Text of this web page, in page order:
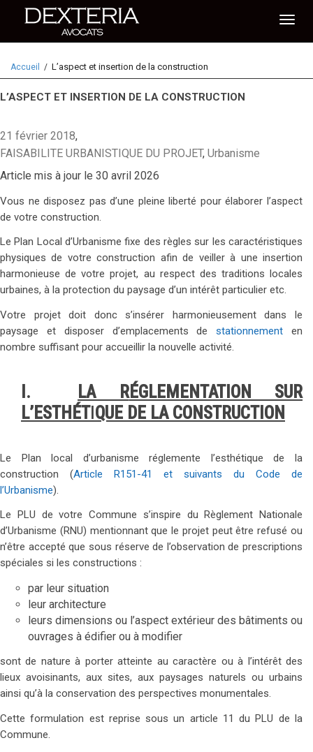
Accueil L’aspect et insertion de la construction
L’ASPECT ET INSERTION DE LA CONSTRUCTION
21 février 2018,
FAISABILITE URBANISTIQUE DU PROJET, Urbanisme
Article mis à jour le 30 avril 2026
Vous ne disposez pas d’une pleine liberté pour élaborer l’aspect
de votre construction.
Le Plan Local d’Urbanisme fixe des règles sur les caractéristiques
physiques de votre construction afin de veiller à une insertion
harmonieuse de votre projet, au respect des traditions locales
urbaines, à la protection du paysage d’un intérêt particulier etc.
Votre projet doit donc s’insérer harmonieusement dans le
paysage et disposer d’emplacements de stationnement en
nombre suffisant pour accueillir la nouvelle activité.
I. LA RÉGLEMENTATION SUR
L’ESTHÉTI QUE DE LA CONSTRUCTION
Le Plan local d’urbanisme réglemente l’esthétique de la
construction (Article R151-41 et suivants du Code de
l’Urbanisme).
Le PLU de votre Commune s’inspire du Règlement Nationale
d’Urbanisme (RNU) mentionnant que le projet peut être refusé ou
n’être accepté que sous réserve de l’observation de prescriptions
spéciales si les constructions :
par leur situation
leur architecture
leurs dimensions ou l’aspect extérieur des bâtiments ou
ouvrages à édifier ou à modifier
sont de nature à porter atteinte au caractère ou à l’intérêt des
lieux avoisinants, aux sites, aux paysages naturels ou urbains
ainsi qu’à la conservation des perspectives monumentales.
Cette formulation est reprise sous un article 11 du PLU de la
Commune.